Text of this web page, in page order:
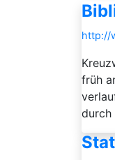
http://
früh
durch